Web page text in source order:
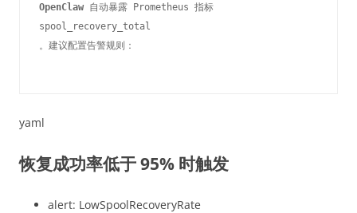
OpenClaw 自动暴露 Prometheus 指标
spool_recovery_total
。建议配置告警规则：
yaml
恢复成功率低于 95% 时触发
alert: LowSpoolRecoveryRate